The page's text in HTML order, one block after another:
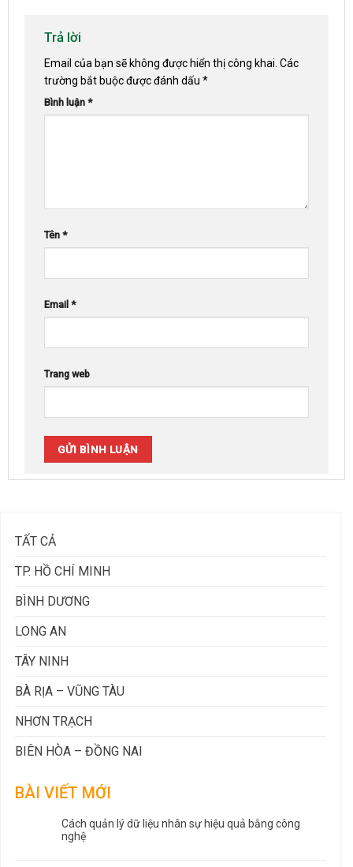
Trả lời
Email của bạn sẽ không được hiển thị công khai. Các
trường bắt buộc được đánh dấu *
Bình luận *
Tên *
Email *
Trang web
TẤT CẢ
TP. HỒ CHÍ MINH
BÌNH DƯƠNG
LONG AN
TÂY NINH
BÀ RỊA – VŨNG TÀU
NHƠN TRẠCH
BIÊN HÒA – ĐỒNG NAI
BÀI VIẾT MỚI
Cách quản lý dữ liệu nhân sự hiệu quả bằng công
nghệ